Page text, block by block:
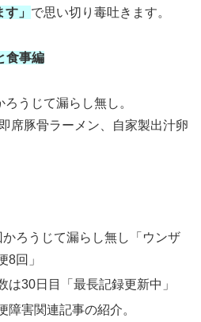
」 で思い切り毒吐きます。
食事編
うじて漏らし無し。
席豚骨ラーメン、自家製出汁卵
ろうじて漏らし無し「ウンザ
8回」
は30日目「最長記録更新中」
障害関連記事の紹介。